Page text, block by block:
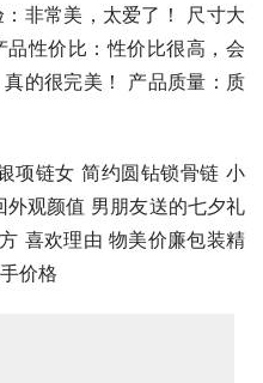
非常美，太爱了！ 尺寸大
性价比：性价比很高，会
的很完美！ 产品质量：质
项链女 简约圆钻锁骨链 小
观颜值 男朋友送的七夕礼
喜欢理由 物美价廉包装精
价格